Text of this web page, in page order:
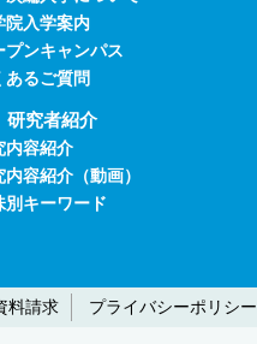
院入学案内
プンキャンパス
あるご質問
研究者紹介
内容紹介
内容紹介（動画）
別キーワード
料請求 プライバシーポリシー